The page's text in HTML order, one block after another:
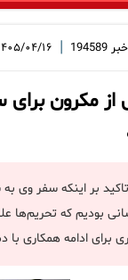
194589
| ۱۴۰۵/۰۴/۱۶
مکرون برای
بر اینکه سفر وی به
بودیم که تحریم‌ها
برای ادامه همکاری